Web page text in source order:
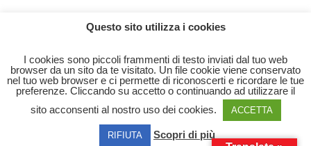
POWERED BY BEST MENU GROUP
© 2026 Red Tower s.r.l. | P.iva 01374730289
Questo sito utilizza i cookies
I cookies sono piccoli frammenti di testo inviati dal tuo web
browser da un sito da te visitato. Un file cookie viene conservato
nel tuo web browser e ci permette di riconoscerti e ricordare le tue
preferenze. Cliccando su accetto o continuando ad utilizzare il
sito acconsenti al nostro uso dei cookies.
ACCETTA
RIFIUTA
Scopri di più